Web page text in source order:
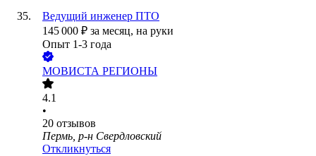
Ведущий инженер ПТО
145 000 ₽ за месяц, на руки
Опыт 1-3 года
МОВИСТА РЕГИОНЫ
4.1
•
20 отзывов
Пермь, р-н Свердловский
Откликнуться